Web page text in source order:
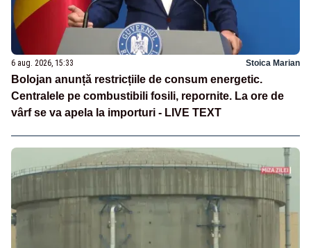
6 aug. 2026, 15:33 Stoica Marian
Bolojan anunță restricțiile de consum energetic.
Centralele pe combustibili fosili, repornite. La ore de
vârf se va apela la importuri - LIVE TEXT